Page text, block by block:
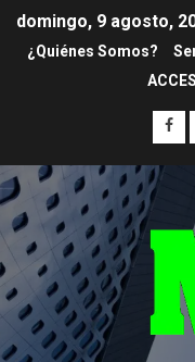
domingo, 9 agosto,
¿Quiénes Somos?